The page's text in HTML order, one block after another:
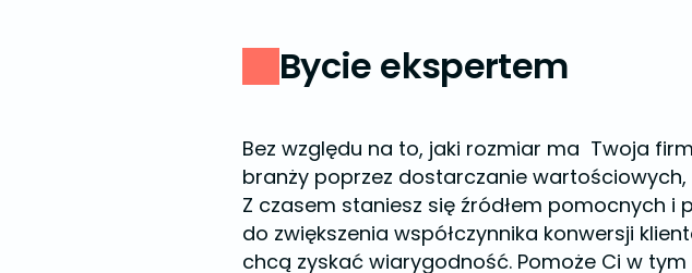
Bycie ekspertem
Bez względu na to, jaki rozmiar ma Twoja
branży poprzez dostarczanie
Z czasem staniesz się źródłem pomocnych
do zwiększenia współczynnika konwersji
chcą zyskać wiarygodność. Pomoże Ci w tym